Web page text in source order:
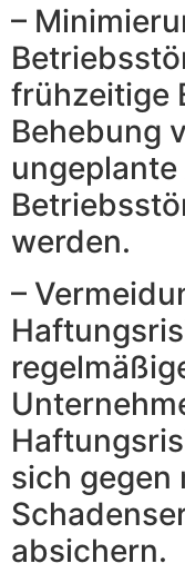
–
frühzeitige
Behebung
werden.
–
sich gegen
absichern.